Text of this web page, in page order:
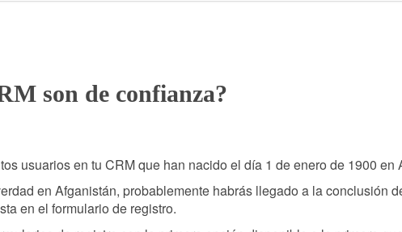
son de confianza?
usuarios en tu CRM que han nacido el día 1 de enero de 1900 en
en Afganistán, probablemente habrás llegado a la conclusión
en el formulario de registro.